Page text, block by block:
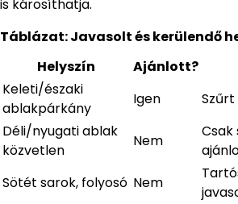
is károsíthatja.
Táblázat: Javasolt és kerülendő
Helyszín
Ajánlott?
Keleti/északi
ablakpárkány
Igen
Szűrt
Déli/nyugati ablak
közvetlen
Nem
Csak
Sötét sarok, folyosó Nem